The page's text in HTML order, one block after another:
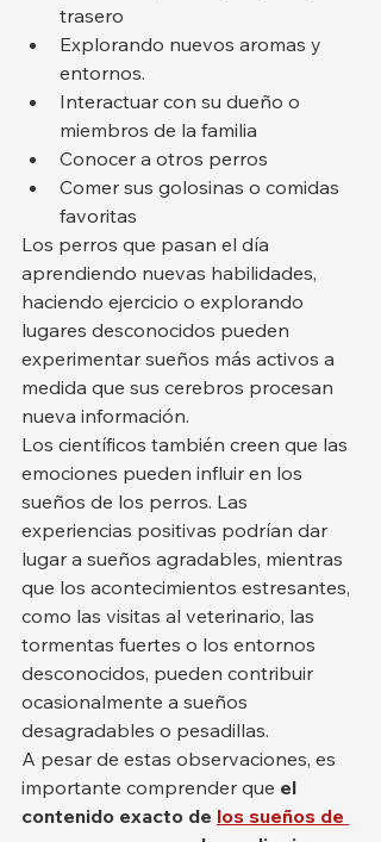
trasero
Explorando nuevos aromas y
entornos.
Interactuar con su dueño o
miembros de la familia
Conocer a otros perros
Comer sus golosinas o comidas
favoritas
Los perros que pasan el día
aprendiendo nuevas habilidades,
haciendo ejercicio o explorando
lugares desconocidos pueden
experimentar sueños más activos a
medida que sus cerebros procesan
nueva información.
Los científicos también creen que las
emociones pueden influir en los
sueños de los perros. Las
experiencias positivas podrían dar
lugar a sueños agradables, mientras
que los acontecimientos estresantes,
como las visitas al veterinario, las
tormentas fuertes o los entornos
desconocidos, pueden contribuir
ocasionalmente a sueños
desagradables o pesadillas.
A pesar de estas observaciones, es
importante comprender que el
contenido exacto de los sueños de